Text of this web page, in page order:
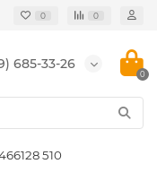
0 0
685-33-26
0
510